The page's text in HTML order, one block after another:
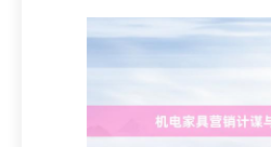
齐是特有的，只消帮忙当
光彩。正如海伦·凯勒所说
行，进击的不是目的地，而
的每一次挑战。 同期，人
则逝。因此，咱们要学会